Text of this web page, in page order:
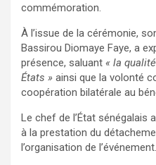
commémoration.
À l’issue de la cérémonie,
Bassirou Diomaye Faye, a
présence, saluant « la
États » ainsi que la volonté
coopération bilatérale au
Le chef de l’État sénégalais
à la prestation du
l’organisation de l’événement.